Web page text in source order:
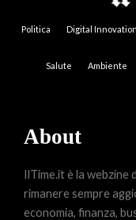
Politica Digital Innovation
Salute Ambiente
About
IlTime.it è la webzine
rimanere sempre
economia, finanza,